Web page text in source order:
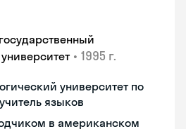
• 1995 г.
университет по
языков
в американском